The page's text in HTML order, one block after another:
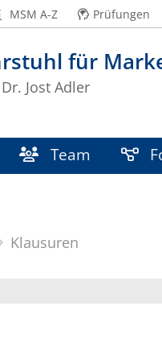
für
Jost Adler
MSM A-Z Prüfungen
Team
Klausuren